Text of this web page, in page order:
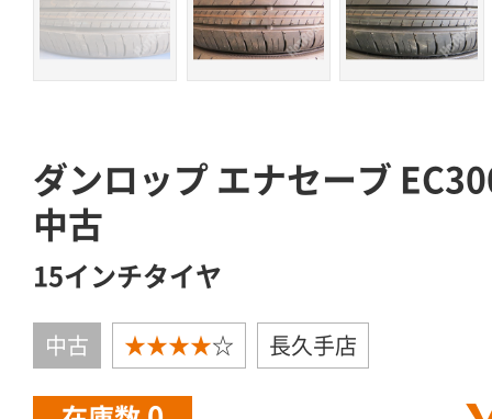
ダンロップ エナセーブ
中古
15インチタイヤ
中古 ★★★★☆ 長久手店